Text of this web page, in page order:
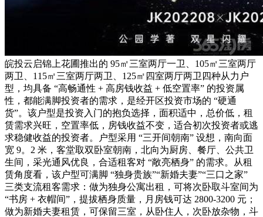
皖投云启锦上花圃推出的 95㎡三室两厅一卫、105㎡三室两厅
两卫、115㎡三室两厅两卫、125㎡四室两厅两卫四种从力户
型，均具备 “高畅通性 + 高房钱收益 + 低空置率” 的投资属
性，都能满脚投资者的需求，是经开区投资市场的 “硬通
货”。该户型是投资入门的抱负选择，面积适中，总价低，租
赁需求兴旺，空置率低，房钱收益不变，适合初次投资者或逃
求稳健收益的投资者。户型采用 “三开间朝南” 设想，南向面
宽 9。2 米，客堂取双卧室朝南，北向为厨房、餐厅、公共卫
生间，采光通风优良，合适租客对 “敞亮栖身” 的需求。从租
赁角度看，该户型可满脚 “独身贵族”“新婚夫妻”“三口之家”
三类支流租客需求：做为独身公寓出租，可将次卧取斗室间为
“书房 + 衣帽间”，提拔栖身质量，月房钱可达 2800-3200 元；
做为新婚夫妻租赁，可保留三室，从卧住人，次卧放杂物，斗